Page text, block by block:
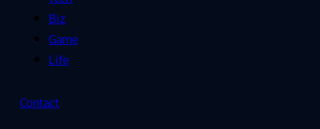
Biz
Game
Life
Contact